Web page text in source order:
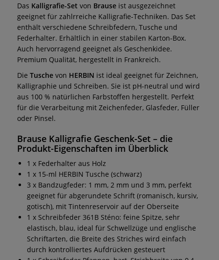
Das Kalligrafie-Set von Brause ist ausgezeichnet
geeignet für zahlrreiche Kalligrafie-Techniken. Das Set
enthält verschiedene Schreibfedern, Tusche und
Federhalter. Erhältlich in einer stabilen Karton-Box.
Auch hervorragend geeignet als Geschenkidee.
Premium Qualität, hergestellt in Frankreich.
Die Tusche von HERBIN ist ideal geeignet für Zeichnen,
Kalligraphie und Schreiben. Sie ist pH-neutral und wird
aus 100 % natürlichen Farbstoffen hergestellt. Perfekt
für die Verarbeitung mit Zeichenfeder, Glasfeder, Füller
oder Pinsel.
Brause Kalligrafie Geschenk-Set – die
Produkt-Eigenschaften im Überblick
1 x Federhalter aus Holz
1 x 15-ml HERBIN Tusche (schwarz)
3 x Bandzugfeder: 1 mm, 2 mm und 3 mm, perfekt
geeignet für abgerundete Schrift (romanisch, kursiv,
gotisch), mit Tintenreservoir auf der Oberseite
1 x Schreibfeder 361B Sténo: feine Spitze, sehr
elastisch, blau, ideal für Schwellzüge und englische
Schriftarten, die Breite des Striches wird einfach
durch kontrolliertes Aufdrücken gesteuert